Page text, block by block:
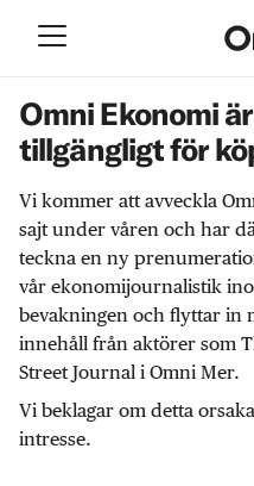
Omni Ekonomi
tillgängligt för
Vi kommer att avveckla
sajt under våren och har
teckna en ny
vår ekonomijournalistik
bevakningen och flyttar in
innehåll från aktörer som
Street Journal i Omni Mer.
Vi beklagar om detta
intresse.